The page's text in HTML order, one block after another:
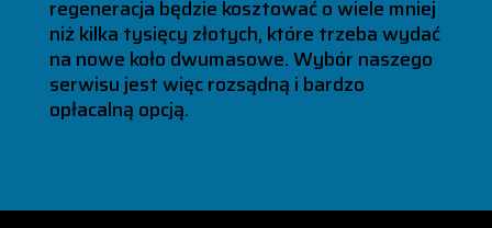
regeneracja będzie kosztować o wiele mniej
niż kilka tysięcy złotych, które trzeba wydać
na nowe koło dwumasowe. Wybór naszego
serwisu jest więc rozsądną i bardzo
opłacalną opcją.